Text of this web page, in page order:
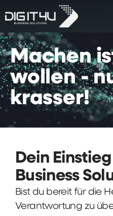
Machen
wollen -
krasser!
Dein
Business
Bist du bereit für die
Verantwortung zu